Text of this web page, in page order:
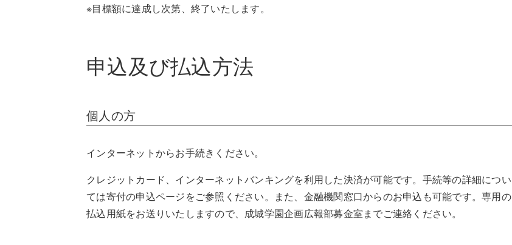
※目標額に達成し次第、終了いたします。
申込及び払込方法
個人の方
インターネットからお手続きください。
クレジットカード、インターネットバンキングを利用した決済が可能です。手続等の詳細につい
ては寄付の申込ページをご参照ください。また、金融機関窓口からのお申込も可能です。専用の
払込用紙をお送りいたしますので、成城学園企画広報部募金室までご連絡ください。